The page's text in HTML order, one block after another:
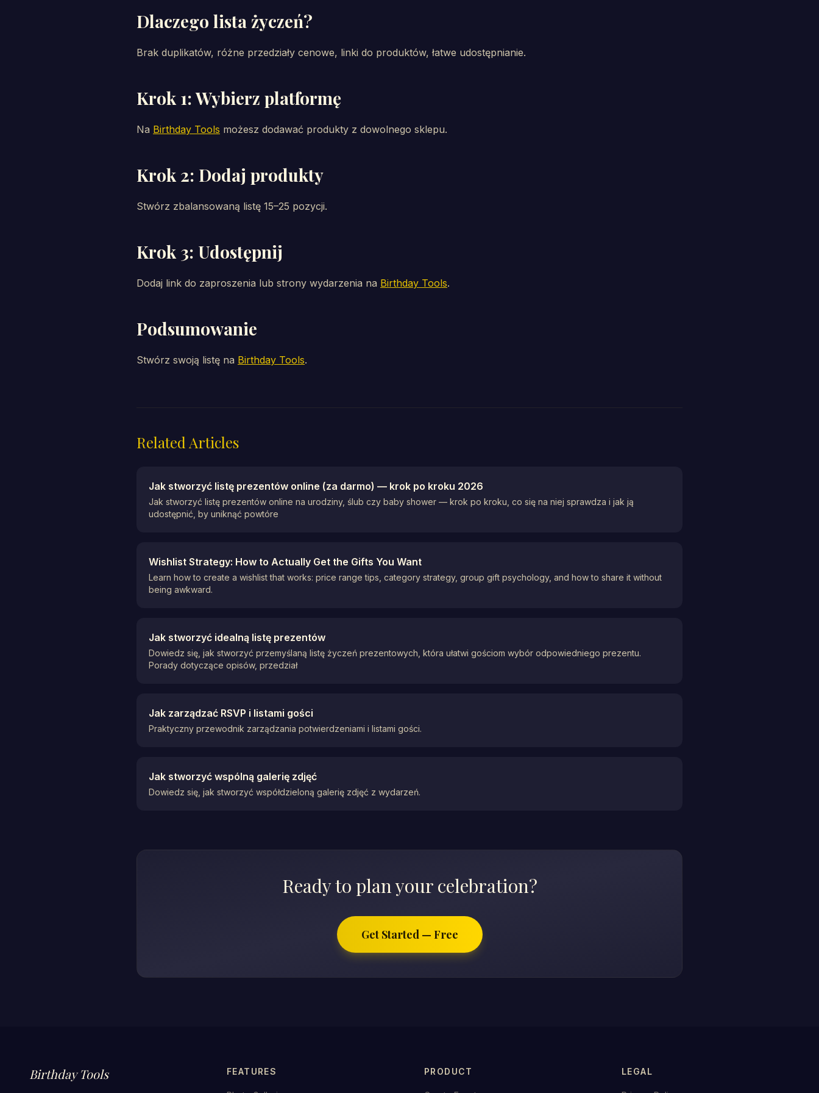
Dlaczego lista życzeń?
Brak duplikatów, różne przedziały cenowe, linki do produktów, łatwe udostępnianie.
Krok 1: Wybierz platformę
Na Birthday Tools możesz dodawać produkty z dowolnego sklepu.
Krok 2: Dodaj produkty
Stwórz zbalansowaną listę 15–25 pozycji.
Krok 3: Udostępnij
Dodaj link do zaproszenia lub strony wydarzenia na Birthday Tools.
Podsumowanie
Stwórz swoją listę na Birthday Tools.
Related Articles
Jak stworzyć listę prezentów online (za darmo) — krok po kroku 2026
Jak stworzyć listę prezentów online na urodziny, ślub czy baby shower — krok po kroku, co się na niej sprawdza i jak ją
udostępnić, by uniknąć powtóre
Wishlist Strategy: How to Actually Get the Gifts You Want
Learn how to create a wishlist that works: price range tips, category strategy, group gift psychology, and how to share it without
being awkward.
Jak stworzyć idealną listę prezentów
Dowiedz się, jak stworzyć przemyślaną listę życzeń prezentowych, która ułatwi gościom wybór odpowiedniego prezentu.
Porady dotyczące opisów, przedział
Jak zarządzać RSVP i listami gości
Praktyczny przewodnik zarządzania potwierdzeniami i listami gości.
Jak stworzyć wspólną galerię zdjęć
Dowiedz się, jak stworzyć współdzieloną galerię zdjęć z wydarzeń.
Ready to plan your celebration?
Get Started — Free
Birthday Tools FEATURES PRODUCT LEGAL